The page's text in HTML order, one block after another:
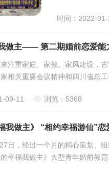
时间：2022-01-
做主—— 第二期婚前恋爱能
注重家庭、家教、家风建设，
相关重要会议精神和四川省总
09-11 浏览：5368
我做主》 “相约幸福游仙”
日，经过一个月的精心策划、
幸福我做主》大型青年婚前教育